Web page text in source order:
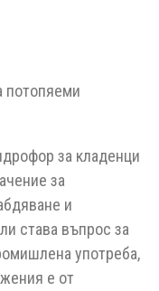
потопяеми
за кладенци
за
и
става въпрос за
употреба,
е от